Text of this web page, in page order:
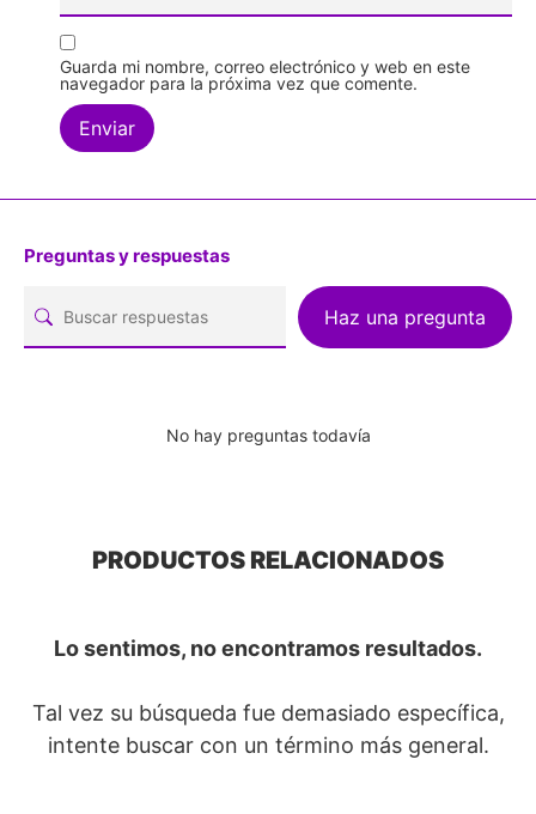
Guarda mi nombre, correo electrónico y web en este
navegador para la próxima vez que comente.
Preguntas y respuestas
Haz una pregunta
No hay preguntas todavía
PRODUCTOS RELACIONADOS
Lo sentimos, no encontramos resultados.
Tal vez su búsqueda fue demasiado específica,
intente buscar con un término más general.